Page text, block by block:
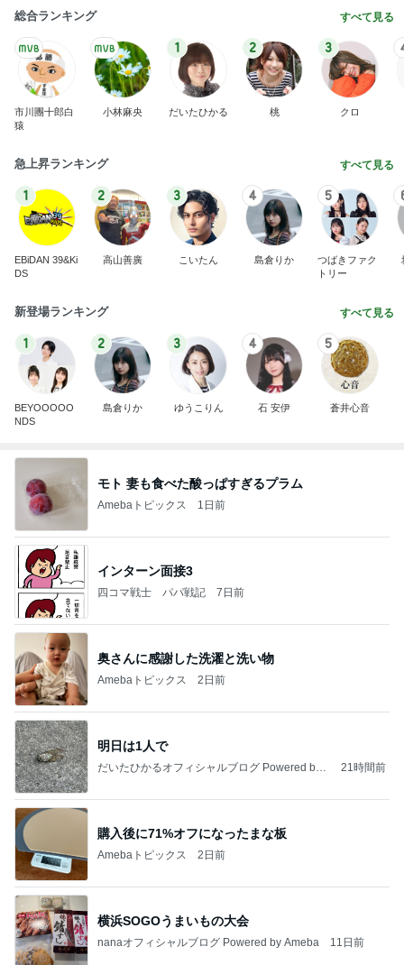
総合ランキング すべて見る
市川團十郎白
猿
小林麻央
1
だいたひかる
2
桃
3
クロ
急上昇ランキング すべて見る
1
EBiDAN 39&Ki
DS
2
高山善廣
3
こいたん
4
島倉りか
5
つばきファク
トリー
新登場ランキング すべて見る
1
BEYOOOOO
NDS
2
島倉りか
3
ゆうこりん
4
石 安伊
5
蒼井心音
モト 妻も食べた酸っぱすぎるプラム
Amebaトピックス 1日前
インターン面接3
四コマ戦士 パパ戦記 7日前
奥さんに感謝した洗濯と洗い物
Amebaトピックス 2日前
明日は1人で
だいたひかるオフィシャルブログ Powered by
21時間前
購入後に71%オフになったまな板
Amebaトピックス 2日前
横浜SOGOうまいもの大会
nanaオフィシャルブログ Powered by Ameba 11日前